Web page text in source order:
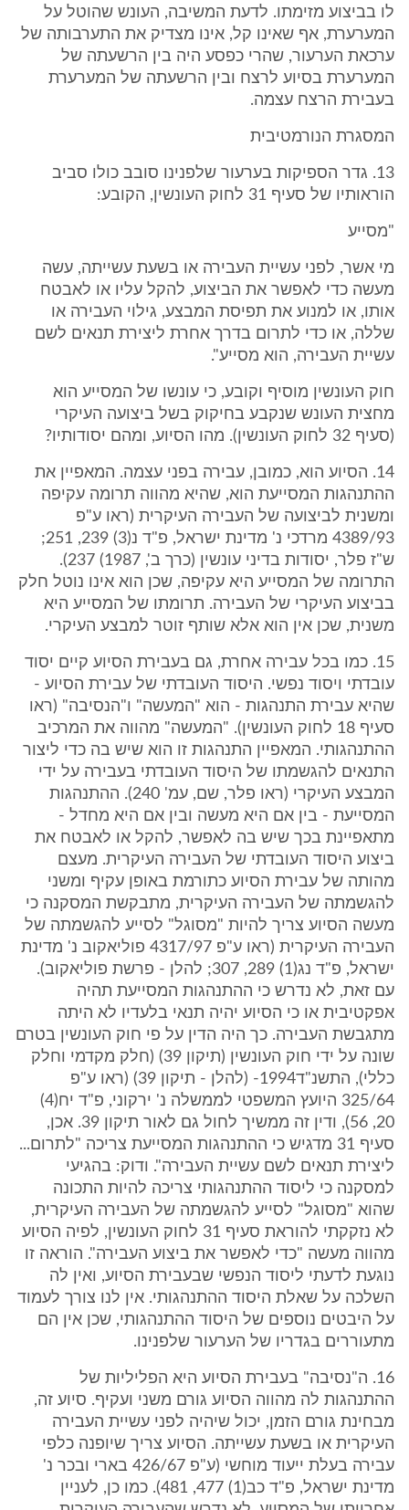
לו בביצוע מזימתו. לדעת המשיבה, העונש שהוטל על
המערערת, אף שאינו קל, אינו מצדיק את התערבותה של
ערכאת הערעור, שהרי כפסע היה בין הרשעתה של
המערערת בסיוע לרצח ובין הרשעתה של המערערת
בעבירת הרצח עצמה.
המסגרת הנורמטיבית
13. גדר הספיקות בערעור שלפנינו סובב כולו סביב
הוראותיו של סעיף 31 לחוק העונשין, הקובע:
"מסייע
מי אשר, לפני עשיית העבירה או בשעת עשייתה, עשה
מעשה כדי לאפשר את הביצוע, להקל עליו או לאבטח
אותו, או למנוע את תפיסת המבצע, גילוי העבירה או
שללה, או כדי לתרום בדרך אחרת ליצירת תנאים לשם
עשיית העבירה, הוא מסייע".
חוק העונשין מוסיף וקובע, כי עונשו של המסייע הוא
מחצית העונש שנקבע בחיקוק בשל ביצועה העיקרי
(סעיף 32 לחוק העונשין). מהו הסיוע, ומהם יסודותיו?
14. הסיוע הוא, כמובן, עבירה בפני עצמה. המאפיין את
ההתנהגות המסייעת הוא, שהיא מהווה תרומה עקיפה
ומשנית לביצועה של העבירה העיקרית (ראו ע"פ
4389/93 מרדכי נ' מדינת ישראל, פ"ד נ(3) 239, 251;
ש"ז פלר, יסודות בדיני עונשין (כרך ב', 1987) 237).
התרומה של המסייע היא עקיפה, שכן הוא אינו נוטל חלק
בביצוע העיקרי של העבירה. תרומתו של המסייע היא
משנית, שכן אין הוא אלא שותף זוטר למבצע העיקרי.
15. כמו בכל עבירה אחרת, גם בעבירת הסיוע קיים יסוד
עובדתי ויסוד נפשי. היסוד העובדתי של עבירת הסיוע -
שהיא עבירת התנהגות - הוא "המעשה" ו"הנסיבה" (ראו
סעיף 18 לחוק העונשין). "המעשה" מהווה את המרכיב
ההתנהגותי. המאפיין התנהגות זו הוא שיש בה כדי ליצור
התנאים להגשמתו של היסוד העובדתי בעבירה על ידי
המבצע העיקרי (ראו פלר, שם, עמ' 240). ההתנהגות
המסייעת - בין אם היא מעשה ובין אם היא מחדל -
מתאפיינת בכך שיש בה לאפשר, להקל או לאבטח את
ביצוע היסוד העובדתי של העבירה העיקרית. מעצם
מהותה של עבירת הסיוע כתורמת באופן עקיף ומשני
להגשמתה של העבירה העיקרית, מתבקשת המסקנה כי
מעשה הסיוע צריך להיות "מסוגל" לסייע להגשמתה של
העבירה העיקרית (ראו ע"פ 4317/97 פוליאקוב נ' מדינת
ישראל, פ"ד נג(1) 289, 307; להלן - פרשת פוליאקוב).
עם זאת, לא נדרש כי ההתנהגות המסייעת תהיה
אפקטיבית או כי הסיוע יהיה תנאי בלעדיו לא היתה
מתגבשת העבירה. כך היה הדין על פי חוק העונשין בטרם
שונה על ידי חוק העונשין (תיקון 39) (חלק מקדמי וחלק
כללי), התשנ"ד1994- (להלן - תיקון 39) (ראו ע"פ
325/64 היועץ המשפטי לממשלה נ' ירקוני, פ"ד יח(4)
20, 56), ודין זה ממשיך לחול גם לאור תיקון 39. אכן,
סעיף 31 מדגיש כי ההתנהגות המסייעת צריכה "לתרום...
ליצירת תנאים לשם עשיית העבירה". ודוק: בהגיעי
למסקנה כי ליסוד ההתנהגותי צריכה להיות התכונה
שהוא "מסוגל" לסייע להגשמתה של העבירה העיקרית,
לא נזקקתי להוראת סעיף 31 לחוק העונשין, לפיה הסיוע
מהווה מעשה "כדי לאפשר את ביצוע העבירה". הוראה זו
נוגעת לדעתי ליסוד הנפשי שבעבירת הסיוע, ואין לה
השלכה על שאלת היסוד ההתנהגותי. אין לנו צורך לעמוד
על היבטים נוספים של היסוד ההתנהגותי, שכן אין הם
מתעוררים בגדריו של הערעור שלפנינו.
16. ה"נסיבה" בעבירת הסיוע היא הפליליות של
ההתנהגות לה מהווה הסיוע גורם משני ועקיף. סיוע זה,
מבחינת גורם הזמן, יכול שיהיה לפני עשיית העבירה
העיקרית או בשעת עשייתה. הסיוע צריך שיופנה כלפי
עבירה בעלת ייעוד מוחשי (ע"פ 426/67 בארי ובכר נ'
מדינת ישראל, פ"ד כב(1) 477, 481). כמו כן, לעניין